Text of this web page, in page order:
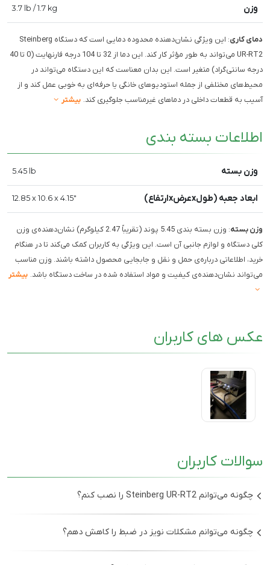
وزن 3.7 lb / 1.7 kg
دمای کاری
: این ویژگی نشان‌دهنده محدوده دمایی است که دستگاه Steinberg
UR-RT2 می‌تواند به طور مؤثر کار کند. این دما از 32 تا 104 درجه فارنهایت (0 تا 40
درجه سانتی‌گراد) متغیر است. این بدان معناست که این دستگاه می‌تواند در
محیط‌های مختلفی از جمله استودیوهای خانگی یا حرفه‌ای به خوبی عمل کند و از
آسیب به قطعات داخلی در دماهای غیرمناسب جلوگیری کند. بیشتر
اطلاعات بسته بندی
وزن بسته 5.45 lb
ابعاد جعبه (طولxعرضxارتفاع) 12.85 x 10.6 x 4.15"
وزن بسته
: وزن بسته بندی 5.45 پوند (تقریباً 2.47 کیلوگرم) نشان‌دهنده‌ی وزن
کلی دستگاه و لوازم جانبی آن است. این ویژگی به کاربران کمک می‌کند تا در هنگام
خرید، اطلاعاتی درباره‌ی حمل و نقل و جابجایی محصول داشته باشند. وزن مناسب
می‌تواند نشان‌دهنده‌ی کیفیت و مواد استفاده شده در ساخت دستگاه باشد. بیشتر
عکس های کاربران
سوالات کاربران
چگونه می‌توانم Steinberg UR-RT2 را نصب کنم؟
ابتدا باید درایور Yamaha Steinberg USB را از وب‌سایت رسمی
چگونه می‌توانم مشکلات نویز در ضبط را کاهش دهم؟